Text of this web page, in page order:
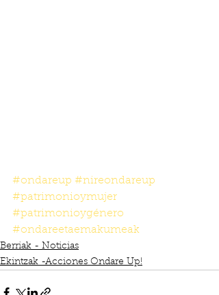
#ondareup #nireondareup
#patrimonioymujer
#patrimonioygénero
#ondareetaemakumeak
Berriak - Noticias
Ekintzak -Acciones Ondare Up!